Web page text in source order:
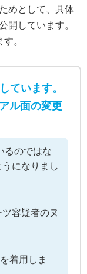
めとして、具体
開しています。
。
ています。
ル面の変更
るのではな
になりまし
容疑者のヌ
着用しま